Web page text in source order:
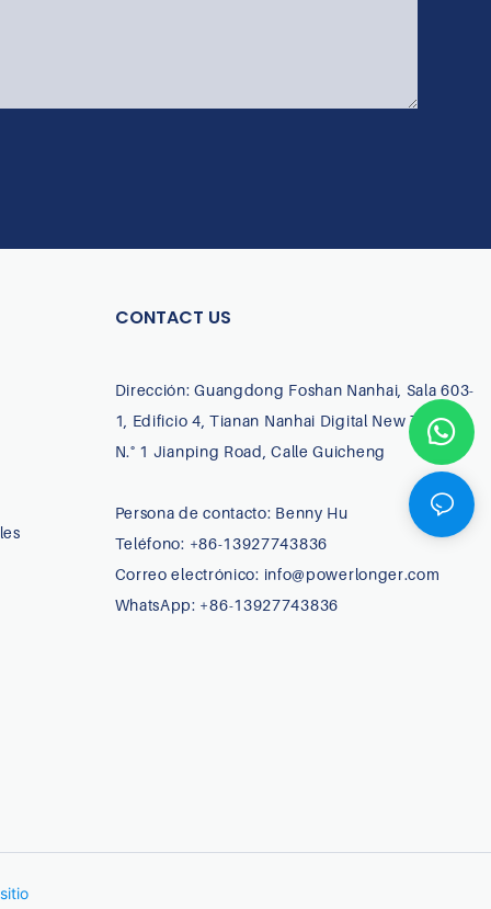
CONTACT US
Dirección: Guangdong Foshan Nanhai, Sala 603-
1, Edificio 4, Tianan Nanhai Digital New Town,
N.° 1 Jianping Road, Calle Guicheng
Persona de contacto: Benny Hu
Teléfono: +86-13927743836
Correo electrónico: info@powerlonger.com
WhatsApp: +86-13927743836